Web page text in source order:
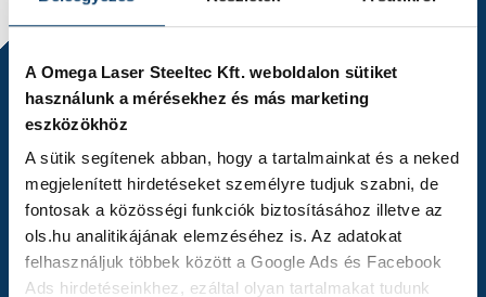
A Omega Laser Steeltec Kft. weboldalon sütiket
használunk a mérésekhez és más marketing
eszközökhöz
A sütik segítenek abban, hogy a tartalmainkat és a neked
megjelenített hirdetéseket személyre tudjuk szabni, de
fontosak a közösségi funkciók biztosításához illetve az
ols.hu analitikájának elemzéséhez is. Az adatokat
felhasználjuk többek között a Google Ads és Facebook
Ads hirdetéseinkhez, ezáltal olyan tartalmakat tudunk
Hochwertige automatisierte